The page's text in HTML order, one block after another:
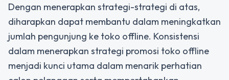
Dengan menerapkan strategi-strategi di atas,
diharapkan dapat membantu dalam meningkatkan
jumlah pengunjung ke toko offline. Konsistensi
dalam menerapkan strategi promosi toko offline
menjadi kunci utama dalam menarik perhatian